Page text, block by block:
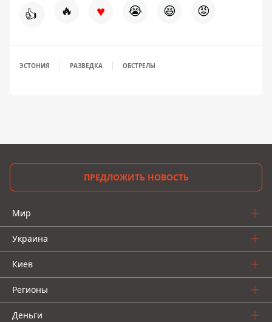
👍 🔥 ♥ 😭 😆 😡
ЭСТОНИЯ РАЗВЕДКА ОБСТРЕЛЫ
ПРЕДЛОЖИТЬ НОВОСТЬ
Мир
Украина
Киев
Регионы
Деньги